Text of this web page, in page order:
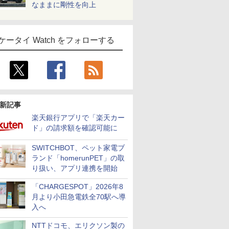
なままに剛性を向上
ータイ Watch をフォローする
記事
楽天銀行アプリで「楽天カー
ド」の請求額を確認可能に
SWITCHBOT、ペット家電ブ
ランド「homerunPET」の取
り扱い、アプリ連携を開始
「CHARGESPOT」2026年8
月より小田急電鉄全70駅へ導
入へ
NTTドコモ、エリクソン製の